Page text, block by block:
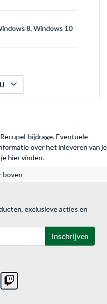
8, Windows 10
bijdrage. Eventuele
over het inleveren van je
hier vinden.
boven
exclusieve acties en
Inschrijven